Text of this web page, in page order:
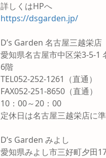
詳しくはHPへ
https://dsgarden.jp/
D’s Garden 名古屋三越栄店
愛知県名古屋市中区栄3-5-1
6階
TEL052-252-1261（直通）
FAX052-251-8650（直通）
10：00～20：00
定休日は名古屋三越栄店に準
D’s Garden みよし
愛知県みよし市三好町夕田